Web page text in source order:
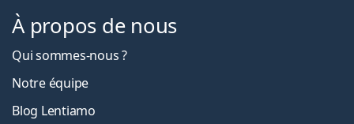
À propos de nous
Qui sommes-nous ?
Notre équipe
Blog Lentiamo